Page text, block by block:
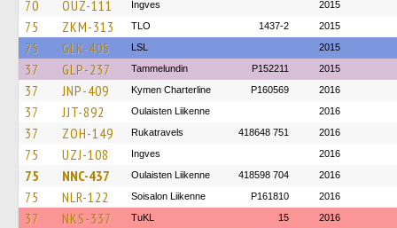
70 OUZ-111 Ingves 2015
75 ZKM-313 TLO 1437-2 2015
75 GLK-405 LSL 2015
37 GLP-237 Tammelundin P152211 2015
37 JNP-409 Kymen Charterline P160569 2016
37 JJT-892 Oulaisten Liikenne 2016
37 ZOH-149 Rukatravels 418648 751 2016
75 UZJ-108 Ingves 2016
75 NNC-437 Oulaisten Liikenne 418598 704 2016
75 NLR-122 Soisalon Liikenne P161810 2016
37 NKS-337 TuKL 15 2016